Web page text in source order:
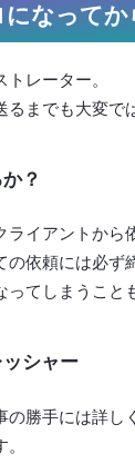
なってか
レーター。
までも大変で
？
ライアントか
の依頼には必
てしまうこと
シャー
の勝手には詳